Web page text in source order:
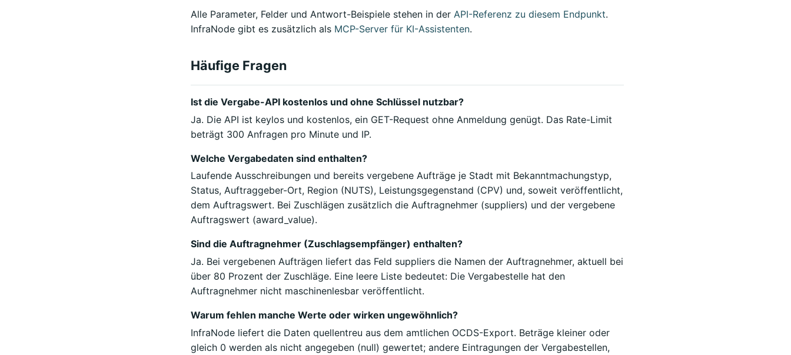
Alle Parameter, Felder und Antwort-Beispiele stehen in der API-Referenz zu diesem Endpunkt.
InfraNode gibt es zusätzlich als MCP-Server für KI-Assistenten.
Häufige Fragen
Ist die Vergabe-API kostenlos und ohne Schlüssel nutzbar?
Ja. Die API ist keylos und kostenlos, ein GET-Request ohne Anmeldung genügt. Das Rate-Limit
beträgt 300 Anfragen pro Minute und IP.
Welche Vergabedaten sind enthalten?
Laufende Ausschreibungen und bereits vergebene Aufträge je Stadt mit Bekanntmachungstyp,
Status, Auftraggeber-Ort, Region (NUTS), Leistungsgegenstand (CPV) und, soweit veröffentlicht,
dem Auftragswert. Bei Zuschlägen zusätzlich die Auftragnehmer (suppliers) und der vergebene
Auftragswert (award_value).
Sind die Auftragnehmer (Zuschlagsempfänger) enthalten?
Ja. Bei vergebenen Aufträgen liefert das Feld suppliers die Namen der Auftragnehmer, aktuell bei
über 80 Prozent der Zuschläge. Eine leere Liste bedeutet: Die Vergabestelle hat den
Auftragnehmer nicht maschinenlesbar veröffentlicht.
Warum fehlen manche Werte oder wirken ungewöhnlich?
InfraNode liefert die Daten quellentreu aus dem amtlichen OCDS-Export. Beträge kleiner oder
gleich 0 werden als nicht angegeben (null) gewertet; andere Eintragungen der Vergabestellen,